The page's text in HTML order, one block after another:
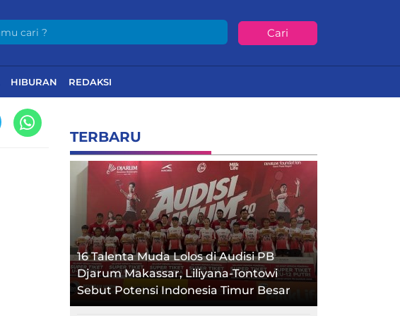
Cari
HIBURAN REDAKSI
TERBARU
16 Talenta Muda Lolos di Audisi PB
Djarum Makassar, Liliyana-Tontowi
Sebut Potensi Indonesia Timur Besar